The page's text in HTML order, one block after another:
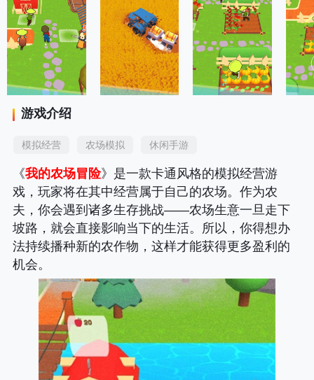
游戏介绍
模拟经营 农场模拟 休闲手游
《我的农场冒险》是一款卡通风格的模拟经营游
戏，玩家将在其中经营属于自己的农场。作为农
夫，你会遇到诸多生存挑战——农场生意一旦走下
坡路，就会直接影响当下的生活。所以，你得想办
法持续播种新的农作物，这样才能获得更多盈利的
机会。